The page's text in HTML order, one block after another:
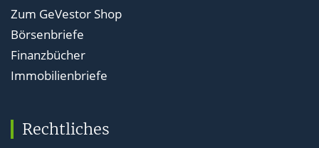
Zum GeVestor Shop
Börsenbriefe
Finanzbücher
Immobilienbriefe
Rechtliches